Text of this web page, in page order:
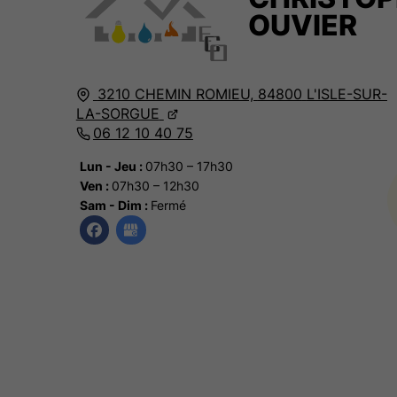
OUVIER
3210 CHEMIN ROMIEU, 84800 L'ISLE-SUR-
LA-SORGUE
06 12 10 40 75
Lun - Jeu : 07h30 – 17h30
Ven : 07h30 – 12h30
Sam - Dim : Fermé